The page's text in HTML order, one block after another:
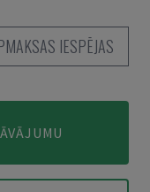
IESPĒJAS